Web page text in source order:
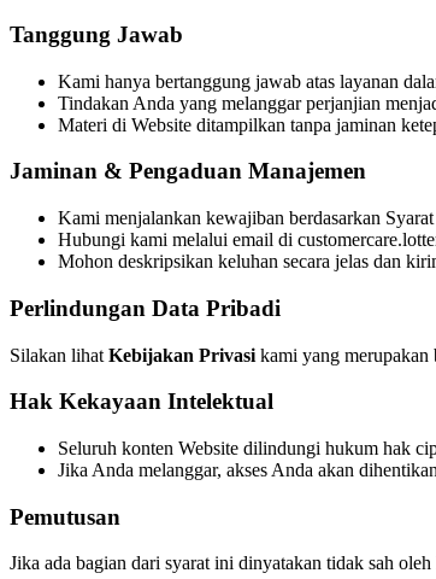
Tanggung Jawab
Kami hanya bertanggung jawab atas layanan
Tindakan Anda yang melanggar perjanjian
Materi di Website ditampilkan tanpa jaminan
Jaminan & Pengaduan Manajemen
Kami menjalankan kewajiban berdasarkan
Hubungi kami melalui email di
Mohon deskripsikan keluhan secara jelas dan
Perlindungan Data Pribadi
Silakan lihat Kebijakan Privasi kami yang merupakan
Hak Kekayaan Intelektual
Seluruh konten Website dilindungi hukum hak
Jika Anda melanggar, akses Anda akan
Pemutusan
Jika ada bagian dari syarat ini dinyatakan tidak sah